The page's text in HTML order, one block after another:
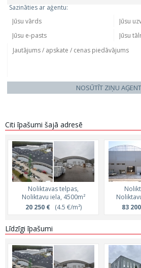
Sazināties ar aģentu:
NOSŪTĪT ZIŅU
Citi īpašumi šajā adresē
Noliktavas telpas,
Noliktavu iela, 4500m²
20 250 €(4.5 €/m²)
83
Līdzīgi īpašumi